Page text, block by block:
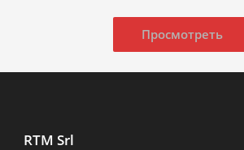
Просмотреть
RTM Srl